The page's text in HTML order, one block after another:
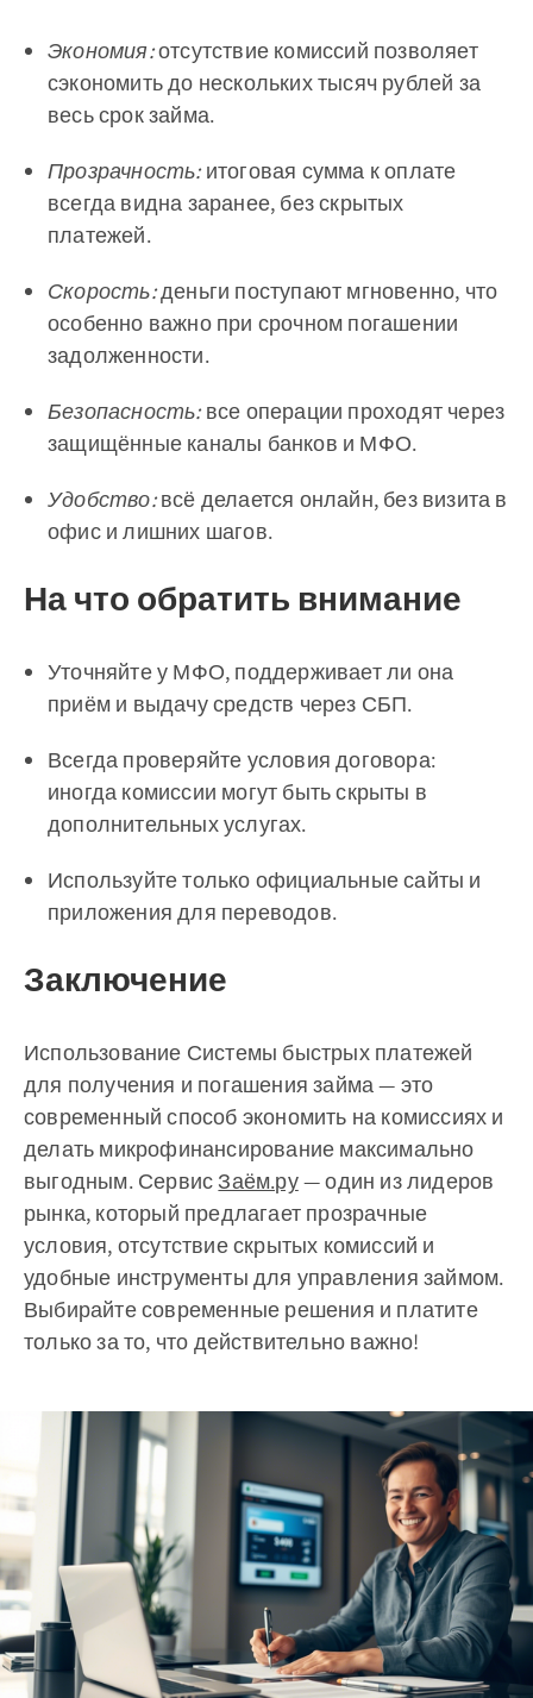
Экономия:отсутствие комиссий позволяет
сэкономить до нескольких тысяч рублей за
весь срок займа.
Прозрачность:итоговая сумма к оплате
всегда видна заранее, без скрытых
платежей.
Скорость:деньги поступают мгновенно, что
особенно важно при срочном погашении
задолженности.
Безопасность:все операции проходят через
защищённые каналы банков и МФО.
Удобство:всё делается онлайн, без визита в
офис и лишних шагов.
На что обратить внимание
Уточняйте у МФО, поддерживает ли она
приём и выдачу средств через СБП.
Всегда проверяйте условия договора:
иногда комиссии могут быть скрыты в
дополнительных услугах.
Используйте только официальные сайты и
приложения для переводов.
Заключение
Использование Системы быстрых платежей
для получения и погашения займа — это
современный способ экономить на комиссиях и
делать микрофинансирование максимально
выгодным. СервисЗаём.ру— один из лидеров
рынка, который предлагает прозрачные
условия, отсутствие скрытых комиссий и
удобные инструменты для управления займом.
Выбирайте современные решения и платите
только за то, что действительно важно!